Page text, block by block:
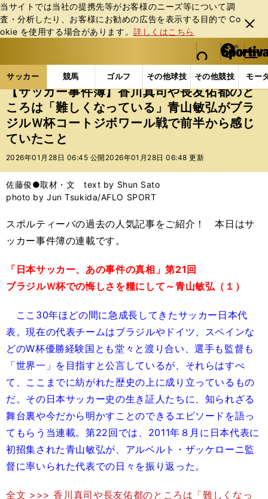
当サイトでは当社の提携先等がお客様のニーズ等について調
査・分析したり、お客様にお勧めの広告を表⽰する⽬的で Co
okie を使⽤する場合があります。詳しくはこちら
閉じ
る
web Sportiva (webスポルティーバ)
検索
マイペ
ー
ジ
メニュ
サッカー 競馬 ゴルフ その他球技 その他競技 モー
ス
ポ
ル
テ
ィ
ー
バ
サッカーの記事一覧 サッカー代表 日本代表 【
【サッカー事件簿】香川真司や長友佑都のと
ころは「難しくなっている」青山敏弘がブラ
ジルＷ杯コートジボワール戦で前半から感じ
ていたこと
2026年01月28日 06:45 公開 2026年01月28日 06:48 更新
佐藤俊●取材・文 text by Shun Sato
photo by Jun Tsukida/AFLO SPORT
スポルティーバの過去の人気記事をご紹介！ 本日はサ
ッカー事件簿の連載です。
「日本サッカー、あの事件の真相」第21回
ブラジルＷ杯での悔しさを糧にして～青山敏弘（１）
ここ30年ほどの間に急成長してきたサッカー日本代
表。現在の代表チームはブラジルやドイツ、スペインな
どのW杯優勝経験国とも堂々と渡り合い、選手も監督も
「世界一」を目指すと公言しているが、それらはすべ
て、ここまでに紡がれた歴史の上に成り立っているもの
だ。その日本サッカー史の生き証人たちに、知られざる
舞台裏や今だから明かすことのできるエピソードを語っ
てもらう当連載。第22回では、2011年８月に日本代表に
初招集された青山敏弘が、アルベルト・ザッケローニ監
督に率いられた代表での日々を振り返った。
全文 >>> 香川真司や長友佑都のところは「難しくなっ